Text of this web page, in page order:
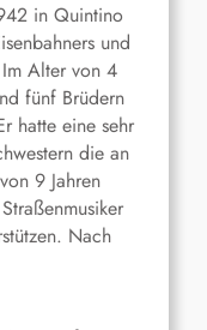
in Quintino
und
Alter von 4
fünf Brüdern
hatte eine sehr
die an
9 Jahren
Nach